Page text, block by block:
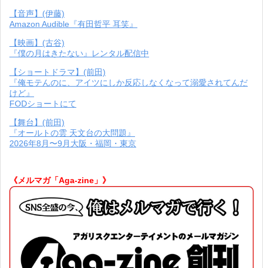
【音声】(伊藤)
Amazon Audible『有田哲平 耳笑』
【映画】(古谷)
『僕の月はきたない』レンタル配信中
【ショートドラマ】(前田)
『俺モテんのに、アイツにしか反応しなくなって溺愛されてんだ
けど』
FODショートにて
【舞台】(前田)
『オールトの雲 天文台の大問題』
2026年8月〜9月大阪・福岡・東京
《メルマガ「Aga-zine」》